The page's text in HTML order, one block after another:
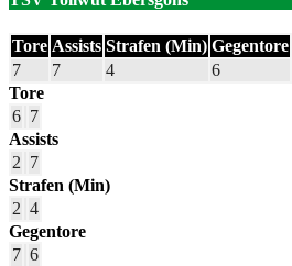
Tore Assists Strafen (Min) Gegentore
7
7 4
6
Tore
6 7
Assists
2 7
Strafen (Min)
2 4
Gegentore
7 6